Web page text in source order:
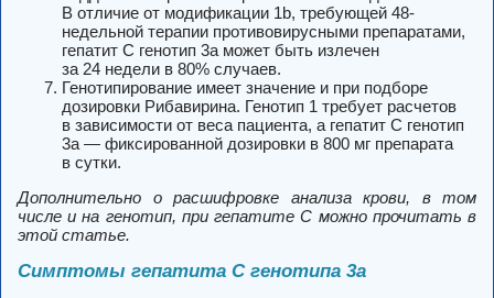
В отличие от модификации 1b, требующей 48-
недельной терапии противовирусными препаратами,
гепатит C генотип 3a может быть излечен
за 24 недели в 80% случаев.
Генотипирование имеет значение и при подборе
дозировки Рибавирина. Генотип 1 требует расчетов
в зависимости от веса пациента, а гепатит C генотип
3a — фиксированной дозировки в 800 мг препарата
в сутки.
Дополнительно о расшифровке анализа крови, в том
числе и на генотип, при гепатите С можно прочитать в
этой статье.
Симптомы гепатита C генотипа 3a